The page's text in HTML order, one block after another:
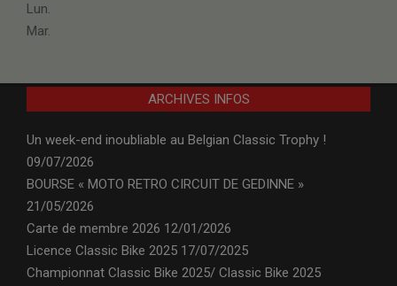
Lun.
Mar.
ARCHIVES INFOS
Un week-end inoubliable au Belgian Classic Trophy !
09/07/2026
BOURSE « MOTO RETRO CIRCUIT DE GEDINNE »
21/05/2026
Carte de membre 2026 12/01/2026
Licence Classic Bike 2025 17/07/2025
Championnat Classic Bike 2025/ Classic Bike 2025